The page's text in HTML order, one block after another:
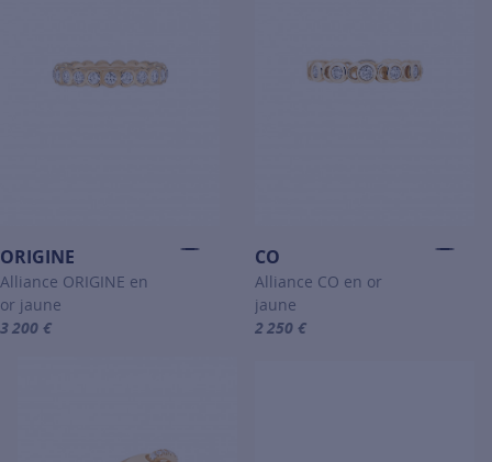
ORIGINE
Alliance ORIGINE en
or jaune
3 200 €
CO
Alliance CO en or
jaune
2 250 €